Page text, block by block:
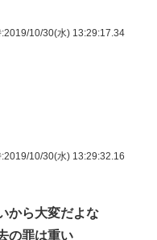
10/30(水) 13:29:17.34
10/30(水) 13:29:32.16
から大変だよな
の罪は重い